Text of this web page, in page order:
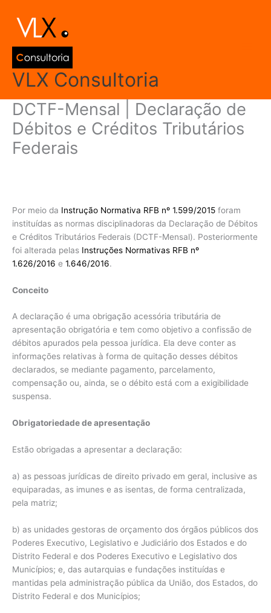
para
conteúdo
VLX Consultoria
DCTF-Mensal | Declaração de
Débitos e Créditos Tributários
Federais
Por meio da Instrução Normativa RFB nº 1.599/2015 foram
instituídas as normas disciplinadoras da Declaração de Débitos
e Créditos Tributários Federais (DCTF-Mensal). Posteriormente
foi alterada pelas Instruções Normativas RFB nº
1.626/2016 e 1.646/2016.
Conceito
A declaração é uma obrigação acessória tributária de
apresentação obrigatória e tem como objetivo a confissão de
débitos apurados pela pessoa jurídica. Ela deve conter as
informações relativas à forma de quitação desses débitos
declarados, se mediante pagamento, parcelamento,
compensação ou, ainda, se o débito está com a exigibilidade
suspensa.
Obrigatoriedade de apresentação
Estão obrigadas a apresentar a declaração:
a) as pessoas jurídicas de direito privado em geral, inclusive as
equiparadas, as imunes e as isentas, de forma centralizada,
pela matriz;
b) as unidades gestoras de orçamento dos órgãos públicos dos
Poderes Executivo, Legislativo e Judiciário dos Estados e do
Distrito Federal e dos Poderes Executivo e Legislativo dos
Municípios; e, das autarquias e fundações instituídas e
mantidas pela administração pública da União, dos Estados, do
Distrito Federal e dos Municípios;